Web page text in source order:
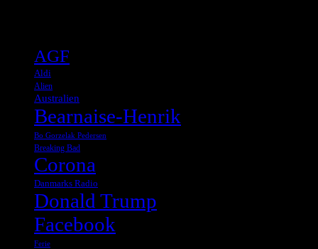
AGF
Aldi
Alien
Australien
Bearnaise-Henrik
Bo Gorzelak Pedersen
Breaking Bad
Corona
Danmarks Radio
Donald Trump
Facebook
Ferie